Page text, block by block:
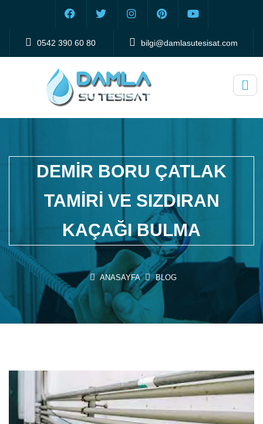
0542 390 60 80 bilgi@damlasutesisat.com
DEMIR BORU ÇATLAK
TAMIRI VE SIZDIRAN
KAÇAĞI BULMA
ANASAYFA BLOG